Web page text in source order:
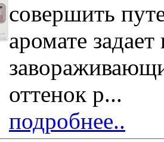
совершить
аромате
оттенок р...
подробнее..